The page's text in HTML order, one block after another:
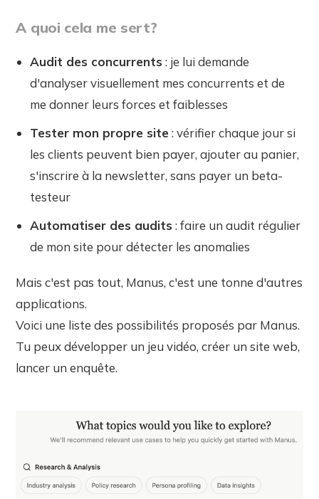
A quoi cela me sert?
Audit des concurrents : je lui demande
d'analyser visuellement mes concurrents et de
me donner leurs forces et faiblesses
Tester mon propre site: vérifier chaque jour si
les clients peuvent bien payer, ajouter au panier,
s'inscrire à la newsletter, sans payer un beta-
testeur
Automatiser des audits : faire un audit régulier
de mon site pour détecter les anomalies
Mais c'est pas tout, Manus, c'est une tonne d'autres
applications.
Voici une liste des possibilités proposés par Manus.
Tu peux développer un jeu vidéo, créer un site web,
lancer un enquête.